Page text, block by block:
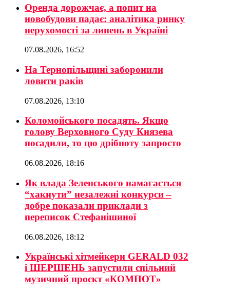
Оренда дорожчає, а попит на
новобудови падає: аналітика ринку
нерухомості за липень в Україні
07.08.2026, 16:52
На Тернопільщині заборонили
ловити раків
07.08.2026, 13:10
Коломойського посадять. Якщо
голову Верховного Суду Князева
посадили, то цю дрібноту запросто
06.08.2026, 18:16
Як влада Зеленського намагається
“хакнути” незалежні конкурси –
добре показали приклади з
переписок Стефанішиної
06.08.2026, 18:12
Українські хітмейкери GERALD 032
і ШЕРШЕНЬ запустили спільний
музичний проєкт «КОМПОТ»